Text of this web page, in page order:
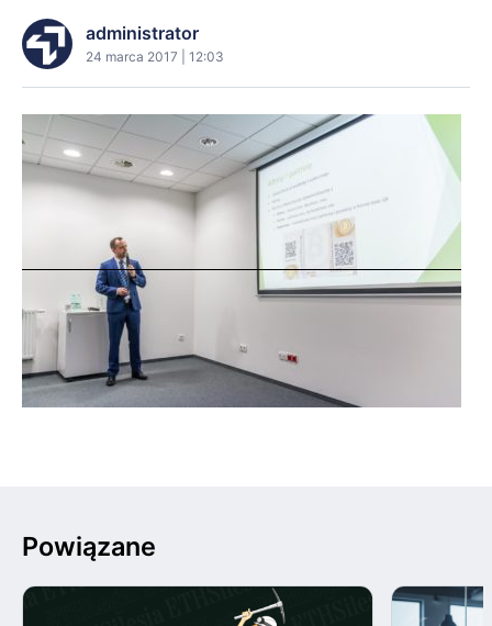
administrator
24 marca 2017 | 12:03
Powiązane